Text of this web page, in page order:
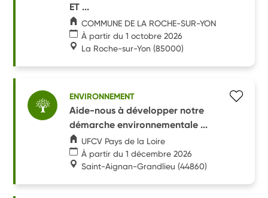
ET ...
COMMUNE DE LA ROCHE-SUR-YON
À partir du 1 octobre 2026
La Roche-sur-Yon (85000)
ENVIRONNEMENT
Aide-nous à développer notre
démarche environnementale ...
UFCV Pays de la Loire
À partir du 1 décembre 2026
Saint-Aignan-Grandlieu (44860)